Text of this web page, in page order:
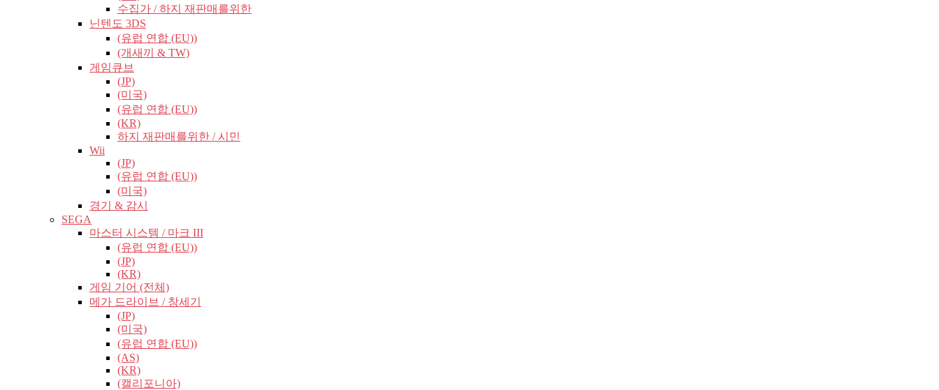
수집가 / 하지 재판매를위한
닌텐도 3DS
(유럽​​ 연합 (EU))
(개새끼 & TW)
게임큐브
(JP)
(미국)
(유럽​​ 연합 (EU))
(KR)
하지 재판매를위한 / 시민
Wii
(JP)
(유럽​​ 연합 (EU))
(미국)
경기 & 감시
SEGA
마스터 시스템 / 마크 III
(유럽​​ 연합 (EU))
(JP)
(KR)
게임 기어 (전체)
메가 드라이브 / 창세기
(JP)
(미국)
(유럽​​ 연합 (EU))
(AS)
(KR)
(캘리포니아)